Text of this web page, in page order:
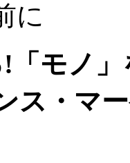
に
「モノ
ス・マ